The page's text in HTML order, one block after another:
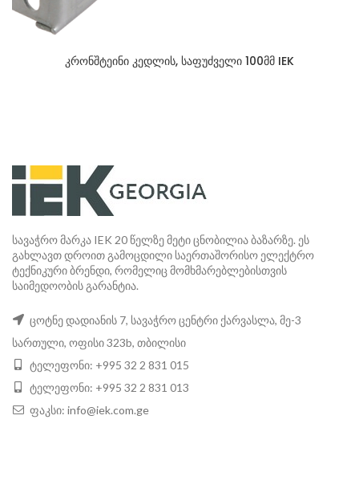
კრონშტეინი კედლის, საფუძველი 100მმ IEK
სავაჭრო მარკა IEK 20 წელზე მეტი ცნობილია ბაზარზე. ეს
გახლავთ დროით გამოცდილი საერთაშორისო ელექტრო
ტექნიკური ბრენდი, რომელიც მომხმარებლებისთვის
საიმედოობის გარანტია.
ცოტნე დადიანის 7, სავაჭრო ცენტრი ქარვასლა, მე-3
სართული, ოფისი 323b, თბილისი
ტელეფონი: +995 32 2 831 015
ტელეფონი: +995 32 2 831 013
ფაკსი: info@iek.com.ge